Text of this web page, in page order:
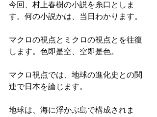
今回、村上春樹の小説を糸口としま
す。何の小説かは、当日わかります。
マクロの視点とミクロの視点とを往復
します。色即是空、空即是色。
マクロ視点では、地球の進化史との関
連で日本を論じます。
地球は、海に浮かぶ島で構成されま